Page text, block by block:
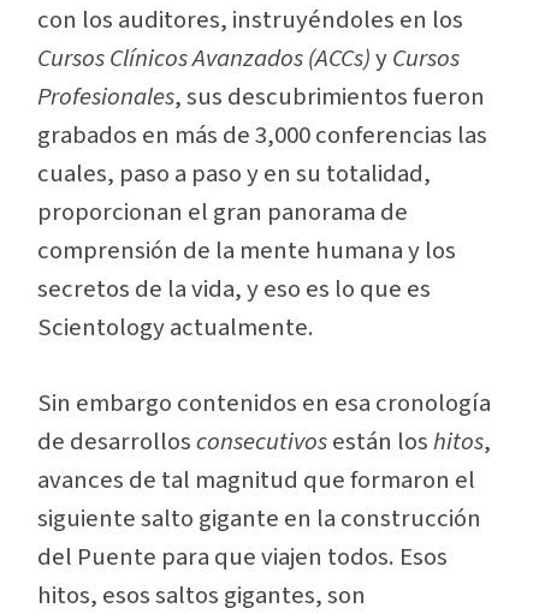
con los auditores, instruyéndoles en los
Cursos Clínicos Avanzados (ACCs)yCursos
Profesionales,sus descubrimientos fueron
grabados en más de 3,000 conferencias las
cuales, paso a paso y en su totalidad,
proporcionan el gran panorama de
comprensión de la mente humana y los
secretos de la vida, y eso es lo que es
Scientology actualmente.
Sin embargo contenidos en esa cronología
de desarrollosconsecutivosestán loshitos,
avances de tal magnitud que formaron el
siguiente salto gigante en la construcción
del Puente para que viajen todos. Esos
hitos, esos saltos gigantes, son